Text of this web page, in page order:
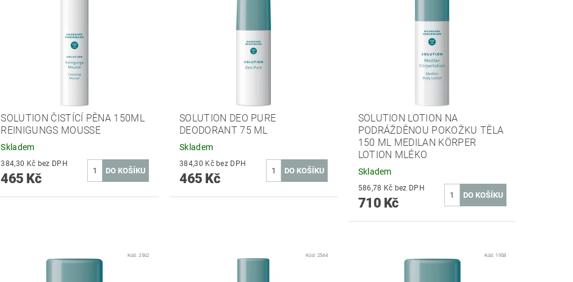
SOLUTION ČISTÍCÍ PĚNA 150ML
REINIGUNGS MOUSSE
Skladem
384,30 Kč bez DPH
465 Kč
SOLUTION DEO PURE
DEODORANT 75 ML
Skladem
384,30 Kč bez DPH
465 Kč
SOLUTION LOTION NA
PODRÁŽDĚNOU POKOŽKU TĚLA
150 ML MEDILAN KÖRPER
LOTION MLÉKO
Skladem
586,78 Kč bez DPH
710 Kč
Kód:2562 Kód: 2544 Kód: 1958